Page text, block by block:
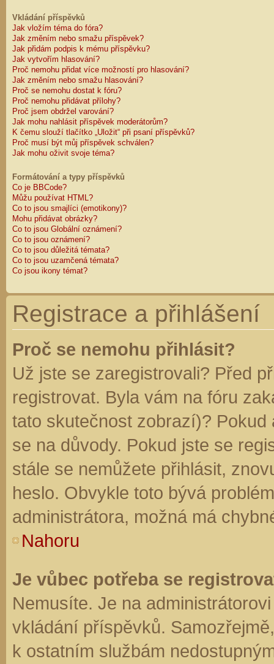
Vkládání příspěvků
Jak vložím téma do fóra?
Jak změním nebo smažu příspěvek?
Jak přidám podpis k mému příspěvku?
Jak vytvořím hlasování?
Proč nemohu přidat více možností pro hlasování?
Jak změním nebo smažu hlasování?
Proč se nemohu dostat k fóru?
Proč nemohu přidávat přílohy?
Proč jsem obdržel varování?
Jak mohu nahlásit příspěvek moderátorům?
K čemu slouží tlačítko „Uložit“ při psaní příspěvků?
Proč musí být můj příspěvek schválen?
Jak mohu oživit svoje téma?
Formátování a typy příspěvků
Co je BBCode?
Můžu používat HTML?
Co to jsou smajlíci (emotikony)?
Mohu přidávat obrázky?
Co to jsou Globální oznámení?
Co to jsou oznámení?
Co to jsou důležitá témata?
Co to jsou uzamčená témata?
Co jsou ikony témat?
Registrace a přihlášení
Proč se nemohu přihlásit?
Už jste se zaregistrovali? Před
registrovat. Byla vám na fóru
tato skutečnost zobrazí)?
se na důvody. Pokud jste se
stále se nemůžete přihlásit,
heslo. Obvykle toto bývá
administrátora, možná má
Nahoru
Je vůbec potřeba se
Nemusíte. Je na
vkládání příspěvků.
k ostatním službám